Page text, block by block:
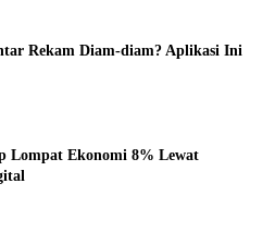
Rekam Diam-diam? Aplikasi Ini
Lompat Ekonomi 8% Lewat